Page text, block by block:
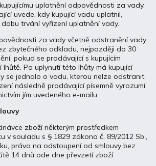
uplatnění odpovědnosti za vady.
uvede, kdy kupující vadu uplatnil,
trvání vyřízení uplatnění vady.
za vady včetně odstranění vady
zbytečného odkladu, nejpozději do 30
pokud se prodávající s kupujícím
Po uplynutí této lhůty má kupující
se jednalo o vadu, kterou nelze odstranit.
následně prodávající písemně vyrozumí
jím uvedeného e-mailu.
zboží některým prostředkem
v souladu s § 1829 zákona č. 89/2012 Sb.,
právo na odstoupení od smlouvy bez
14 dnů ode dne převzetí zboží.